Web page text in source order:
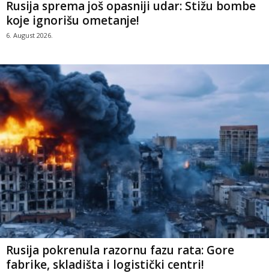
Rusija sprema još opasniji udar: Stižu bombe
koje ignorišu ometanje!
6. August 2026.
Rusija pokrenula razornu fazu rata: Gore
fabrike, skladišta i logistički centri!